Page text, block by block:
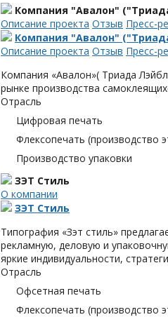
Компания "Авалон"
Описание проекта Отзыв Пресс-
Компания "Авалон"
Описание проекта Отзыв Пресс-
Компания «Авалон»( Триада
рынке производства
Отрасль
Цифровая печать
Флексопечать (производство
Производство упаковки
ЗЭТ Стиль
О компании
ЗЭТ Стиль
Типография «Зэт cтиль»
рекламную, деловую и
яркие индивидуальности,
Отрасль
Офсетная печать
Флексопечать (производство